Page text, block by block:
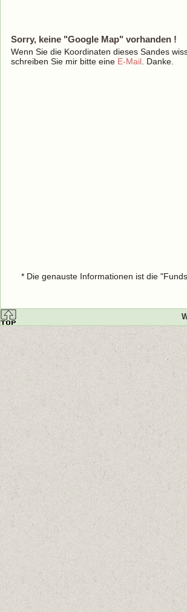
Sorry, keine "Google Map" vorhanden !
Wenn Sie die Koordinaten dieses Sandes
schreiben Sie mir bitte eine E-Mail . Danke.
* Die genauste Informationen ist die